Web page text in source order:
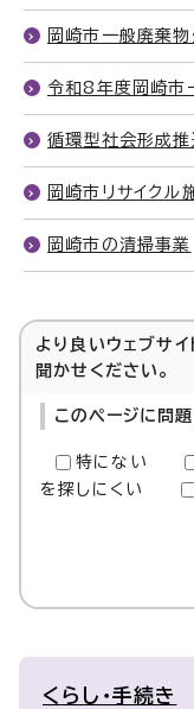
岡崎市一般廃棄
令和8年度岡崎市
循環型社会形成
岡崎市リサイクル
岡崎市の清掃事業
より良いウェブサ
聞かせください。
このページに問
特にない
を探しにくい
くらし・手続き